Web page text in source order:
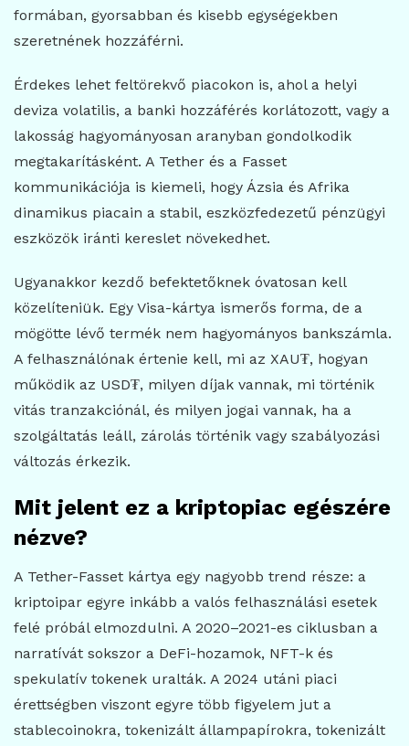
formában, gyorsabban és kisebb egységekben
szeretnének hozzáférni.
Érdekes lehet feltörekvő piacokon is, ahol a helyi
deviza volatilis, a banki hozzáférés korlátozott, vagy a
lakosság hagyományosan aranyban gondolkodik
megtakarításként. A Tether és a Fasset
kommunikációja is kiemeli, hogy Ázsia és Afrika
dinamikus piacain a stabil, eszközfedezetű pénzügyi
eszközök iránti kereslet növekedhet.
Ugyanakkor kezdő befektetőknek óvatosan kell
közelíteniük. Egy Visa-kártya ismerős forma, de a
mögötte lévő termék nem hagyományos bankszámla.
A felhasználónak értenie kell, mi az XAU₮, hogyan
működik az USD₮, milyen díjak vannak, mi történik
vitás tranzakciónál, és milyen jogai vannak, ha a
szolgáltatás leáll, zárolás történik vagy szabályozási
változás érkezik.
Mit jelent ez a kriptopiac egészére
nézve?
A Tether-Fasset kártya egy nagyobb trend része: a
kriptoipar egyre inkább a valós felhasználási esetek
felé próbál elmozdulni. A 2020–2021-es ciklusban a
narratívát sokszor a DeFi-hozamok, NFT-k és
spekulatív tokenek uralták. A 2024 utáni piaci
érettségben viszont egyre több figyelem jut a
stablecoinokra, tokenizált állampapírokra, tokenizált